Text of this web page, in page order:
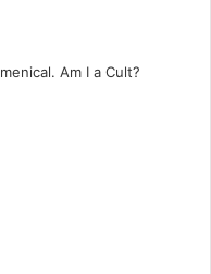
Am I a Cult?